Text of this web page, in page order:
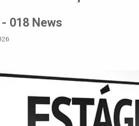
018 News